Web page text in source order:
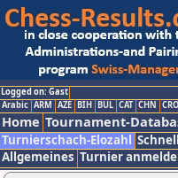
Logged on: Gast
Arabic ARM AZE BIH BUL CAT CHN CRO
Home Tournament-
Turnierschach-Elozahl
Allgemeines Turnier